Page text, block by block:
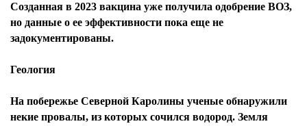
Созданная в 2023 вакцина уже получила одобрение ВОЗ,
но данные о ее эффективности пока еще не
задокументированы.
Геология
На побережье Северной Каролины ученые обнаружили
некие провалы, из которых сочился водород. Земля